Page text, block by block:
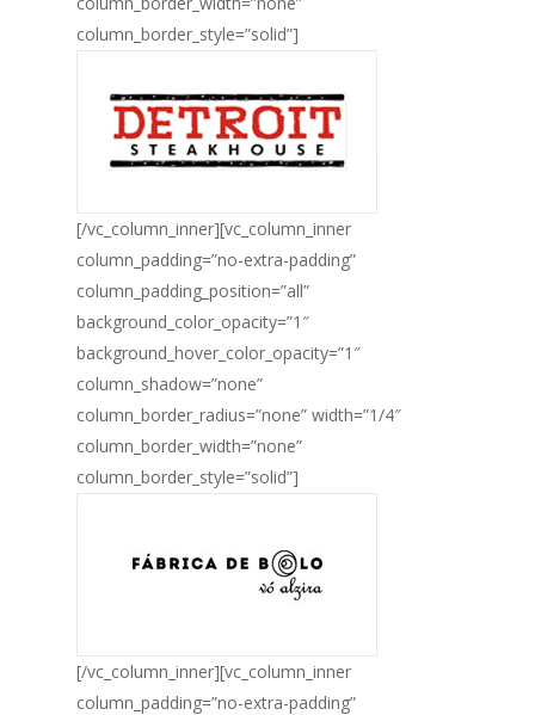
column_border_style=”solid”]
[/vc_column_inner][vc_column_inner
column_padding=”no-extra-padding”
column_padding_position=”all”
background_color_opacity=”1″
background_hover_color_opacity=”1″
column_shadow=”none”
column_border_radius=”none” width=”1/4″
column_border_width=”none”
column_border_style=”solid”]
[/vc_column_inner][vc_column_inner
column_padding=”no-extra-padding”